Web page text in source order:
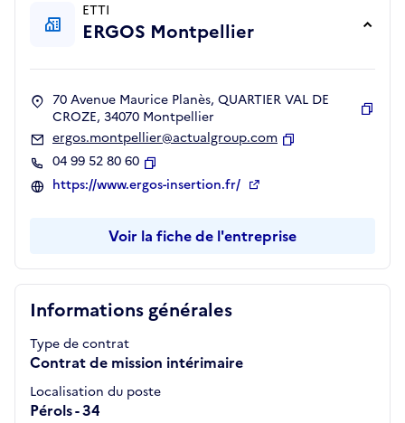
Informations générales
Type de contrat
Contrat de mission intérimaire
Localisation du poste
Pérols - 34
ETTI
ERGOS Montpellier
70 Avenue Maurice Planès, QUARTIER VAL DE
CROZE, 34070 Montpellier
ergos.montpellier@actualgroup.com
04 99 52 80 60
Copier
https://www.ergos-insertion.fr/
Voir la fiche de l'entreprise